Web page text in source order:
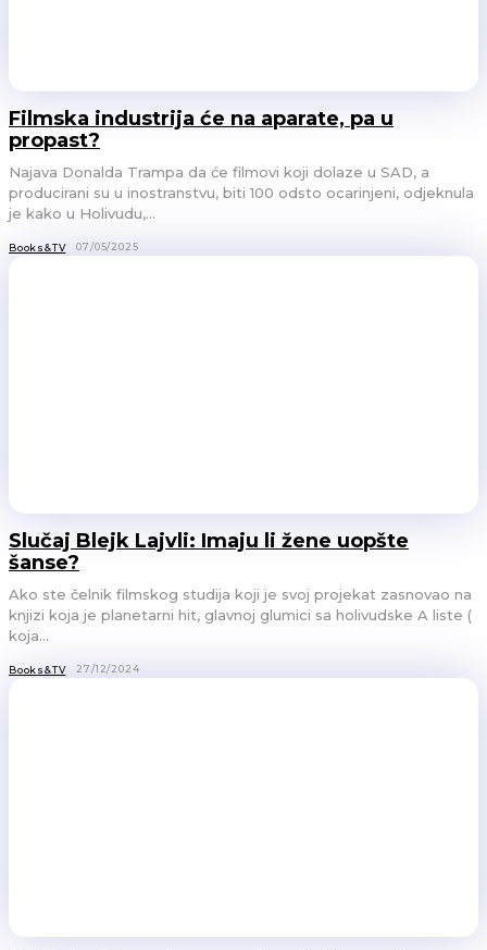
Filmska industrija će na aparate, pa u
propast?
Najava Donalda Trampa da će filmovi koji dolaze u SAD, a
producirani su u inostranstvu, biti 100 odsto ocarinjeni, odjeknula
je kako u Holivudu,...
Books&TV 07/05/2025
Slučaj Blejk Lajvli: Imaju li žene uopšte
šanse?
Ako ste čelnik filmskog studija koji je svoj projekat zasnovao na
knjizi koja je planetarni hit, glavnoj glumici sa holivudske A liste (
koja...
Books&TV 27/12/2024